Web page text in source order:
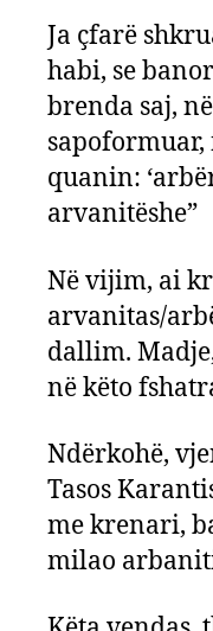
Ja çfarë
habi, se
brenda saj,
quanin:
arvanitëshe”
Në vijim, ai
arvanitas/
dallim.
në këto
Ndërkohë,
Tasos
me krenari,
milao